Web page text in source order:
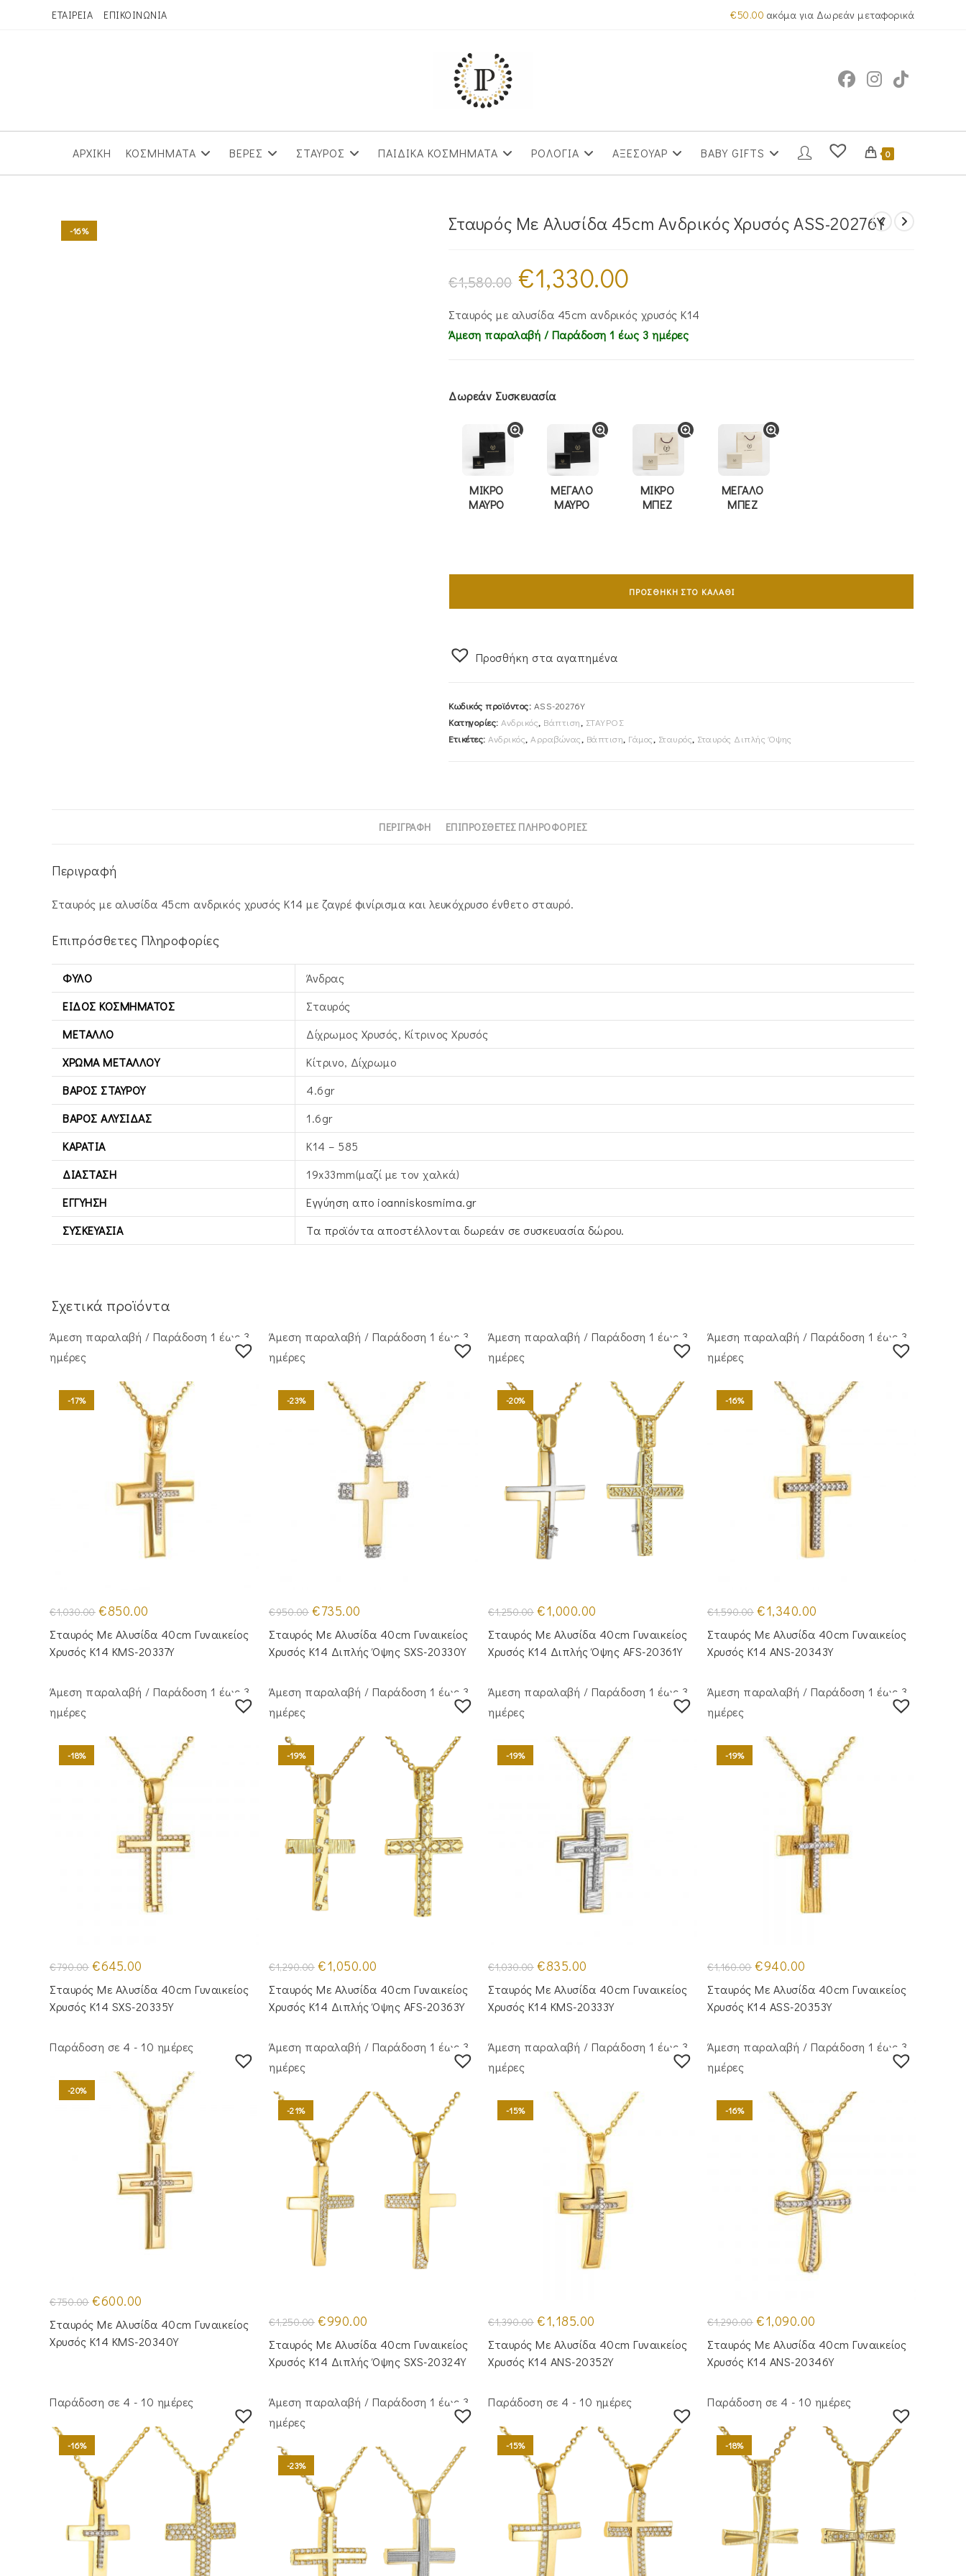
ΕΤΑΙΡΕΙΑ ΕΠΙΚΟΙΝΩΝΙΑ €50.00 ακόμα για Δωρεάν μεταφορικά
ΑΡΧΙΚΗ ΚΟΣΜΗΜΑΤΑ ΒΕΡΕΣ ΣΤΑΥΡΟΣ ΠΑΙΔΙΚΑ ΚΟΣΜΗΜΑΤΑ ΡΟΛΟΓΙΑ ΑΞΕΣΟΥΑΡ BABY GIFTS 0
-16% Σταυρός Mε Aλυσίδα 45cm Ανδρικός Χρυσός ASS-20276Y
€1,580.00
Original
price
was:
€1,330.00
€1,330.00.
Σταυρός με αλυσίδα 45cm ανδρικός χρυσός Κ14
Άμεση παραλαβή / Παράδoση 1 έως 3 ημέρες
Δωρεάν Συσκευασία
ΜΙΚΡΟ
ΜΑΥΡΟ
ΜΕΓΑΛΟ
ΜΑΥΡΟ
ΜΙΚΡΟ
ΜΠΕΖ
ΜΕΓΑΛΟ
ΜΠΕΖ
Σταυρός
Aλυσίδα
Χρυσός
ποσότητα
ΠΡΟΣΘΉΚΗ ΣΤΟ ΚΑΛΆΘΙ
Προσθήκη στα αγαπημένα
Κωδικός προϊόντος: ASS-20276Y
Κατηγορίες: Ανδρικός, Βάπτιση, ΣΤΑΥΡΟΣ
Ετικέτες: Ανδρικός, Αρραβώνας, Βάπτιση, Γάμος, Σταυρός, Σταυρός Διπλής Όψης
ΠΕΡΙΓΡΑΦΉ ΕΠΙΠΡΌΣΘΕΤΕΣ ΠΛΗΡΟΦΟΡΊΕΣ
Περιγραφή
Σταυρός με αλυσίδα 45cm ανδρικός χρυσός Κ14 με ζαγρέ φινίρισμα και λευκόχρυσο ένθετο σταυρό.
Επιπρόσθετες Πληροφορίες
ΦΎΛΟ
Άνδρας
ΕΊΔΟΣ ΚΟΣΜΉΜΑΤΟΣ
Σταυρός
ΜΈΤΑΛΛΟ
Δίχρωμος Χρυσός, Κίτρινος Xρυσός
ΧΡΏΜΑ ΜΕΤΆΛΛΟΥ
Κίτρινο, Δίχρωμο
ΒΆΡΟΣ ΣΤΑΥΡΟΎ
4.6gr
ΒΆΡΟΣ ΑΛΥΣΊΔΑΣ
1.6gr
ΚΑΡΆΤΙΑ
Κ14 – 585
ΔΙΆΣΤΑΣΗ
19x33mm(μαζί με τον χαλκά)
ΕΓΓΎΗΣΗ
Εγγύηση απο ioanniskosmima.gr
ΣΥΣΚΕΥΑΣΊΑ
Τα προϊόντα αποστέλλονται δωρεάν σε συσκευασία δώρου.
Σχετικά προϊόντα
Άμεση παραλαβή / Παράδoση 1 έως 3
ημέρες
-17%
€1,030.00 Original
price
was:
€1,030.00.
€850.00
τιμή
είναι:
€850.00.
Σταυρός Με Αλυσίδα 40cm Γυναικείος
Χρυσός Κ14 KMS-20337Y
Άμεση παραλαβή / Παράδoση 1 έως 3
ημέρες
-23%
€950.00 Original
price
was:
€950.00.
€735.00
τιμή
είναι:
€735.00.
Σταυρός Με Αλυσίδα 40cm Γυναικείος
Χρυσός Κ14 Διπλής Όψης SXS-20330Y
Άμεση παραλαβή / Παράδoση 1 έως 3
ημέρες
-20%
€1,250.00 Original
price
was:
€1,250.00.
€1,000.00
τιμή
είναι:
€1,000.00.
Σταυρός Με Αλυσίδα 40cm Γυναικείος
Χρυσός Κ14 Διπλής Όψης AFS-20361Y
Άμεση παραλαβή / Παράδoση 1 έως 3
ημέρες
-16%
€1,590.00 Original
price
was:
€1,590.00.
€1,340.00
τιμή
είναι:
€1,340.00.
Σταυρός Με Αλυσίδα 40cm Γυναικείος
Χρυσός Κ14 ANS-20343Y
Άμεση παραλαβή / Παράδoση 1 έως 3
ημέρες
-18%
€790.00 Original
price
was:
€790.00.
€645.00
τιμή
είναι:
€645.00.
Σταυρός Mε Aλυσίδα 40cm Γυναικείος
Χρυσός Κ14 SXS-20335Y
Άμεση παραλαβή / Παράδoση 1 έως 3
ημέρες
-19%
€1,290.00 Original
price
was:
€1,290.00.
€1,050.00
τιμή
είναι:
€1,050.00.
Σταυρός Mε Aλυσίδα 40cm Γυναικείος
Χρυσός Κ14 Διπλής Όψης AFS-20363Y
Άμεση παραλαβή / Παράδoση 1 έως 3
ημέρες
-19%
€1,030.00 Original
price
was:
€1,030.00.
€835.00
τιμή
είναι:
€835.00.
Σταυρός Mε Aλυσίδα 40cm Γυναικείος
Χρυσός Κ14 KMS-20333Y
Άμεση παραλαβή / Παράδoση 1 έως 3
ημέρες
-19%
€1,160.00 Original
price
was:
€1,160.00.
€940.00
τιμή
είναι:
€940.00.
Σταυρός Με Αλυσίδα 40cm Γυναικείος
Χρυσός Κ14 ASS-20353Y
Παράδοση σε 4 - 10 ημέρες
-20%
€750.00 Original
price
was:
€750.00.
€600.00
τιμή
είναι:
€600.00.
Σταυρός Με Αλυσίδα 40cm Γυναικείος
Χρυσός Κ14 KMS-20340Y
Άμεση παραλαβή / Παράδoση 1 έως 3
ημέρες
-21%
€1,250.00 Original
price
was:
€1,250.00.
€990.00
τιμή
είναι:
€990.00.
Σταυρός Με Αλυσίδα 40cm Γυναικείος
Χρυσός Κ14 Διπλής Όψης SXS-20324Y
Άμεση παραλαβή / Παράδoση 1 έως 3
ημέρες
-15%
€1,390.00 Original
price
was:
€1,390.00.
€1,185.00
τιμή
είναι:
€1,185.00.
Σταυρός Με Αλυσίδα 40cm Γυναικείος
Χρυσός Κ14 ANS-20352Y
Άμεση παραλαβή / Παράδoση 1 έως 3
ημέρες
-16%
€1,290.00 Original
price
was:
€1,290.00.
€1,090.00
τιμή
είναι:
€1,090.00.
Σταυρός Mε Aλυσίδα 40cm Γυναικείος
Χρυσός Κ14 ANS-20346Y
Παράδοση σε 4 - 10 ημέρες
-16%
Άμεση παραλαβή / Παράδoση 1 έως 3
ημέρες
-23%
Παράδοση σε 4 - 10 ημέρες
-15%
Παράδοση σε 4 - 10 ημέρες
-18%